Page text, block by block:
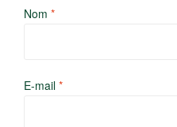
Nom *
E-mail *